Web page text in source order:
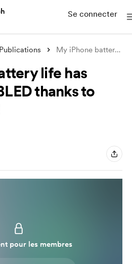
Se connecter
Publications My iPhone battery life has almost DOUBLE
life has
thanks to
pour les membres